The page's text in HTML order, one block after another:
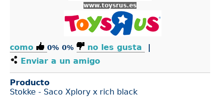
www.toysrus.es
como 0% 0% no les gusta
|
Enviar a un amigo
Producto
Stokke - Saco Xplory x rich black